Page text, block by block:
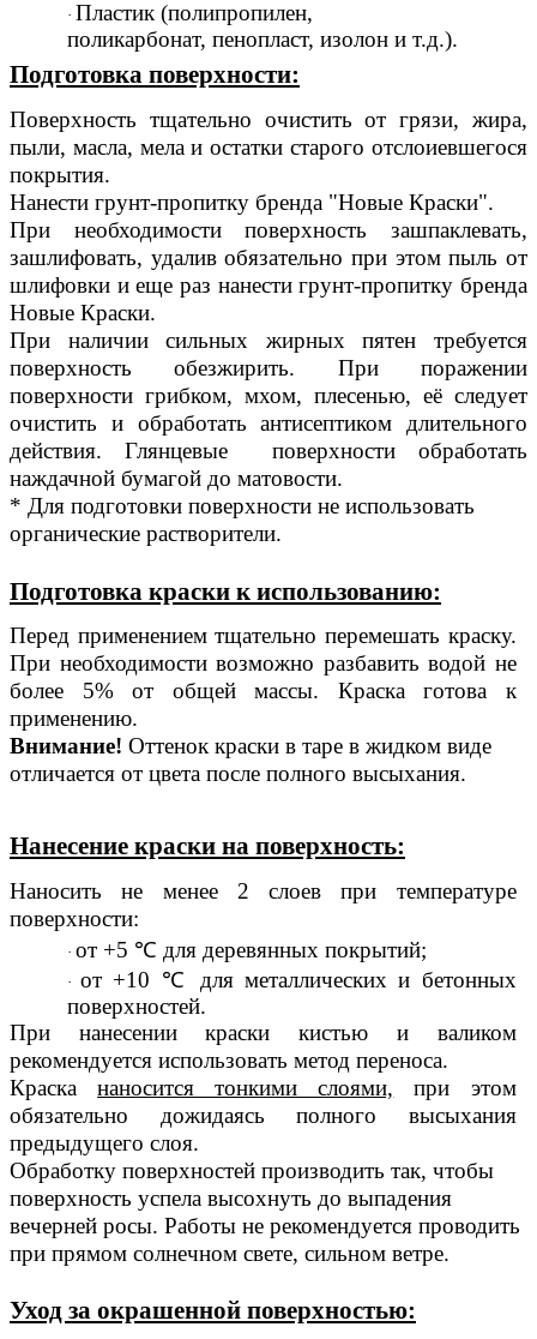
· Пластик (полипропилен,
поликарбонат, пенопласт, изолон и т.д.).
Подготовка поверхности:
Поверхность тщательно очистить от грязи, жира,
пыли, масла, мела и остатки старого отслоиевшегося
покрытия.
Нанести грунт-пропитку бренда "Новые Краски".
При необходимости поверхность зашпаклевать,
зашлифовать, удалив обязательно при этом пыль от
шлифовки и еще раз нанести грунт-пропитку бренда
Новые Краски.
При наличии сильных жирных пятен требуется
поверхность обезжирить. При поражении
поверхности грибком, мхом, плесенью, её следует
очистить и обработать антисептиком длительного
действия. Глянцевые поверхности обработать
наждачной бумагой до матовости.
* Для подготовки поверхности не использовать
органические растворители.
Подготовка краски к использованию:
Перед применением тщательно перемешать краску.
При необходимости возможно разбавить водой не
более 5% от общей массы. Краска готова к
применению.
Внимание! Оттенок краски в таре в жидком виде
отличается от цвета после полного высыхания.
Нанесение краски на поверхность:
Наносить не менее 2 слоев при температуре
поверхности:
· от +5 ℃ для деревянных покрытий;
·от +10 ℃ для металлических и бетонных
поверхностей.
При нанесении краски кистью и валиком
рекомендуется использовать метод переноса.
Краскананосится тонкими слоями, при этом
обязательно дожидаясь полного высыхания
предыдущего слоя.
Обработку поверхностей производить так, чтобы
поверхность успела высохнуть до выпадения
вечерней росы. Работы не рекомендуется проводить
при прямом солнечном свете, сильном ветре.
Уход за окрашенной поверхностью: